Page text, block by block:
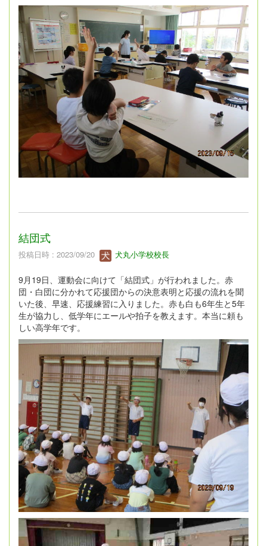
結団式
投稿日時 : 2023/09/20 犬丸小学校校長
9月19日、運動会に向けて「結団式」が行われました。赤
団・白団に分かれて応援団からの決意表明と応援の流れを聞
いた後、早速、応援練習に入りました。赤も白も6年生と5年
生が協力し、低学年にエールや拍子を教えます。本当に頼も
しい高学年です。